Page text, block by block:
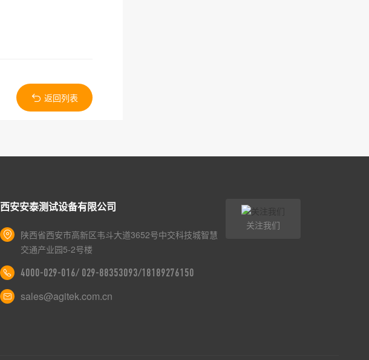
返回列表
西安安泰测试设备有限公司
陕西省西安市高新区韦斗大道3652号中交科技城智慧
交通产业园5-2号楼
4000-029-016/ 029-88353093/18189276150
sales@agitek.com.cn
关注我们